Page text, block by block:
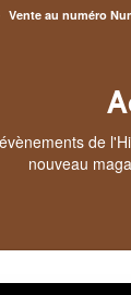
Vente au numéro
de
nouveau